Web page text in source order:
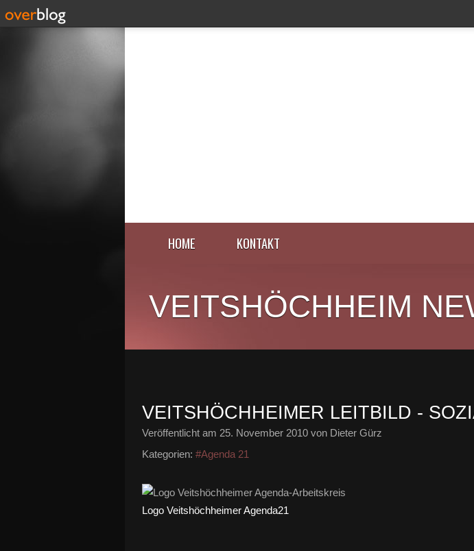
HOME KONTAKT
VEITSHÖCHHEIM
VEITSHÖCHHEIMER LEITBILD -
Veröffentlicht am 25. November 2010 von Dieter Gürz
Kategorien: #Agenda 21
Logo Veitshöchheimer Agenda21